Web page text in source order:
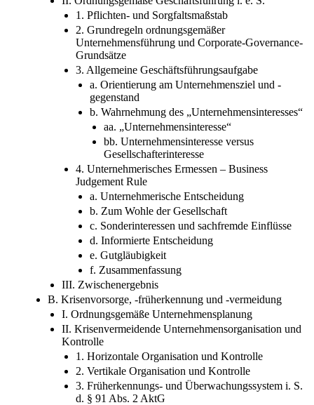
1. Pflichten- und Sorgfaltsmaßstab
2. Grundregeln ordnungsgemäßer
Unternehmensführung und Corporate-Governance-
Grundsätze
3. Allgemeine Geschäftsführungsaufgabe
a. Orientierung am Unternehmensziel und -
gegenstand
b. Wahrnehmung des „Unternehmensinteresses“
aa. „Unternehmensinteresse“
bb. Unternehmensinteresse versus
Gesellschafterinteresse
4. Unternehmerisches Ermessen – Business
Judgement Rule
a. Unternehmerische Entscheidung
b. Zum Wohle der Gesellschaft
c. Sonderinteressen und sachfremde Einflüsse
d. Informierte Entscheidung
e. Gutgläubigkeit
f. Zusammenfassung
III. Zwischenergebnis
B. Krisenvorsorge, -früherkennung und -vermeidung
I. Ordnungsgemäße Unternehmensplanung
II. Krisenvermeidende Unternehmensorganisation und
Kontrolle
1. Horizontale Organisation und Kontrolle
2. Vertikale Organisation und Kontrolle
3. Früherkennungs- und Überwachungssystem i. S.
d. § 91 Abs. 2 AktG